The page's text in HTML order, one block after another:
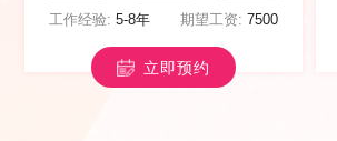
工作经验:10年以上 期望工资:6500
立即预约